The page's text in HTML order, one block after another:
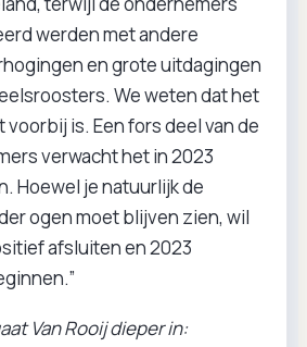
werden met andere
en grote uitdagingen
We weten dat het
voorbij is. Een fors deel van de
verwacht het in 2023
Hoewel je natuurlijk de
ogen moet blijven zien, wil
afsluiten en 2023
Van Rooij dieper in: